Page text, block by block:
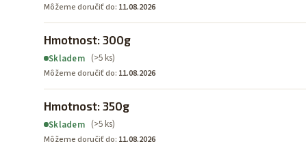
Môžeme doručiť do: 11.08.2026
Hmotnost: 300g
Skladem (>5 ks)
Môžeme doručiť do: 11.08.2026
Hmotnost: 350g
Skladem (>5 ks)
Môžeme doručiť do: 11.08.2026